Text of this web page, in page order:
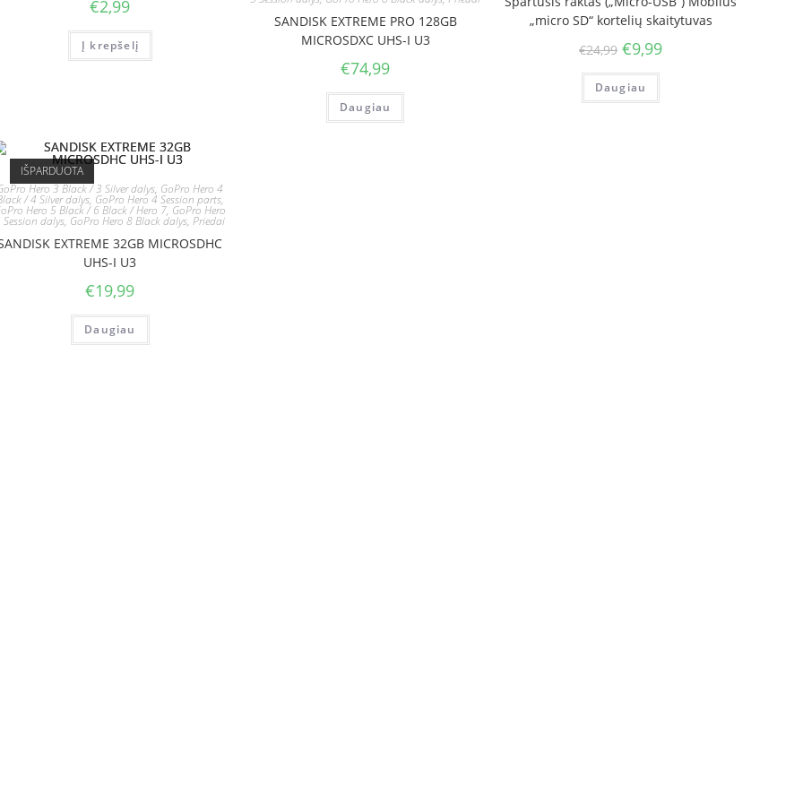
€2,99
Į krepšelį
SANDISK EXTREME PRO 128GB
MICROSDXC UHS-I U3
€74,99
Daugiau
„micro SD“ kortelių skaitytuvas
€24,99 €9,99
Daugiau
IŠPARDUOTA
Hero 3 Black / 3 Silver dalys, GoPro Hero 4
/ 4 Silver dalys, GoPro Hero 4 Session parts,
Hero 5 Black / 6 Black / Hero 7, GoPro Hero
Session dalys, GoPro Hero 8 Black dalys,Priedai
EXTREME 32GB MICROSDHC
UHS-I U3
€19,99
Daugiau